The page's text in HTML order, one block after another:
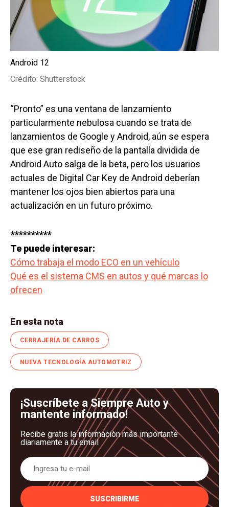
Android 12
Crédito: Shutterstock
“Pronto” es una ventana de lanzamiento
particularmente nebulosa cuando se trata de
lanzamientos de Google y Android, aún se espera
que ese gran rediseño de la pantalla dividida de
Android Auto salga de la beta, pero los usuarios
actuales de Digital Car Key de Android deberían
mantener los ojos bien abiertos para una
actualización en un futuro próximo.
**********
Te puede interesar:
Cómo trabaja el modo ECO en un vehículo
Qué es el sistema CMS en autos y qué marcas lo
ofrecen
En esta nota
CERRAJERÍA DE CARROS
NUEVA TECNOLOGÍA AUTOMOTRIZ
¡Suscríbete a Siempre Auto y
mantente informado!
Recibe gratis la información más importante
diariamente a tu email
SUSCRIBIRME